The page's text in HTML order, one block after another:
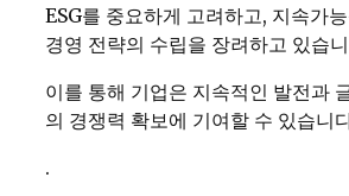
ESG를 중요하게 고려하고, 지속가
경영 전략의 수립을 장려하고 있습
이를 통해 기업은 지속적인 발전과
의 경쟁력 확보에 기여할 수 있습니
.